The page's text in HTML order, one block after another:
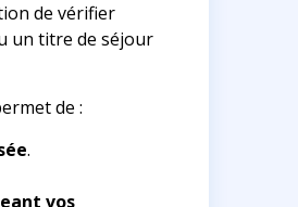
de vérifier
un titre de séjour
de :
.
vos